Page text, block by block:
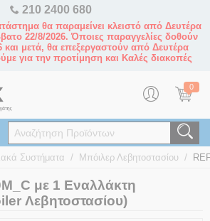
210 2400 680
θα παραμείνει κλειστό από Δευτέρα
22/8/2026. Όποιες παραγγελίες δοθούν
και μετά, θα επεξεργαστούν από Δευτέρα
για την προτίμηση και Καλές διακοπές
0
Συστήματα / Μπόιλερ Λεβητοστασίου /
με 1 Εναλλάκτη
Λεβητοστασίου)